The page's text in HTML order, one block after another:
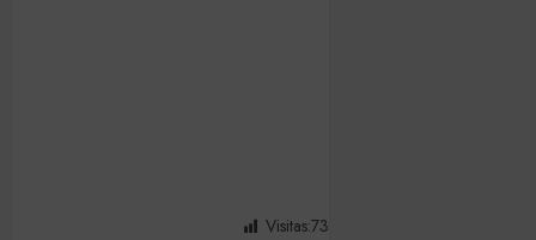
Visitas:73